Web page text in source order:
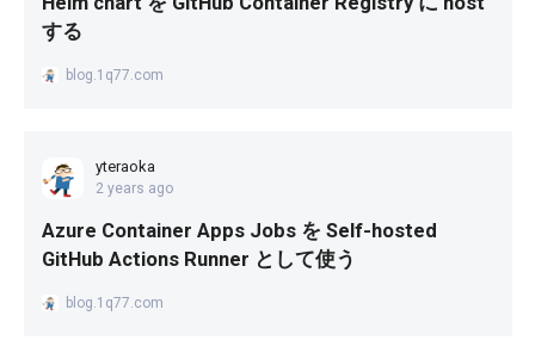
する
blog.1q77.com
yteraoka
2 years ago
Azure Container Apps Jobs を Self-hosted
GitHub Actions Runner として使う
blog.1q77.com